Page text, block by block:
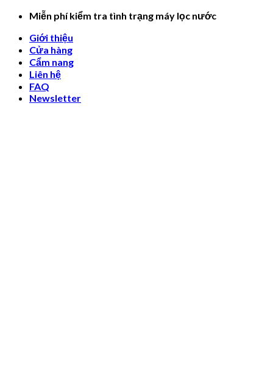
Skip
content
Miễn phí kiểm tra tình trạng máy lọc nước
Giới thiệu
Cửa hàng
Cẩm nang
Liên hệ
FAQ
Newsletter